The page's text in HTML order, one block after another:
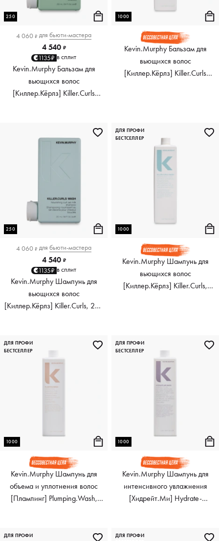
250
4 060 ₽ для бьюти-мастера
4 540 ₽
1135₽ в сплит
Kevin.Murphy Бальзам для
вьющихся волос
[Киллер.Кёрлз] Killer.Curls
1000
Kevin.Murphy Бальзам для
вьющихся волос
[Киллер.Кёрлз] Killer.Curls
250
4 060 ₽ для бьюти-мастера
4 540 ₽
1135₽ в сплит
Kevin.Murphy Шампунь для
вьющихся волос
[Киллер.Кёрлз] Killer.Curls, 250
1000
Kevin.Murphy Шампунь для
вьющихся волос
[Киллер.Кёрлз] Killer.Curls,
ДЛЯ ПРОФИ
БЕСТСЕЛЛЕР
1000
Kevin.Murphy Шампунь для
объема и уплотнения волос
[Плампинг] Plumping.Wash,
ДЛЯ ПРОФИ
БЕСТСЕЛЛЕР
1000
Kevin.Murphy Шампунь для
интенсивного увлажнения
[Хидрейт.Ми] Hydrate-
ДЛЯ ПРОФИ
БЕСТСЕЛЛЕР
ДЛЯ ПРОФИ
ДЛЯ ПРОФИ